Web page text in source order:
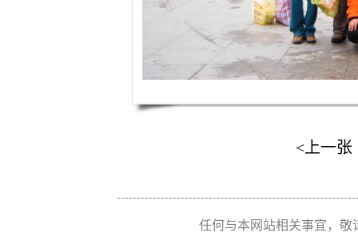
<上一张
任何与本网站相关事宜，敬